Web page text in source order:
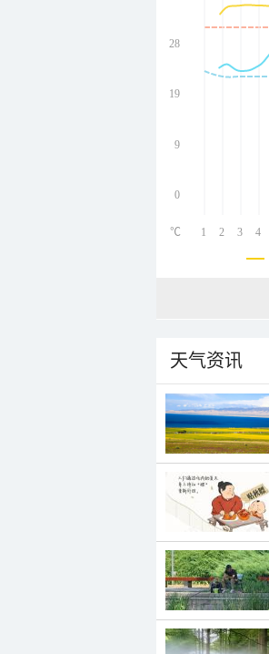
28
19
9
0
1 2 3 4
℃
天气资讯